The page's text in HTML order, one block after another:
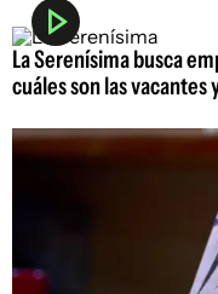
La Serenísima busca
cuáles son las vacantes